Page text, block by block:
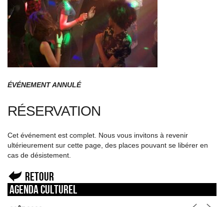
ÉVÉNEMENT ANNULÉ
RÉSERVATION
Cet événement est complet. Nous vous invitons à revenir
ultérieurement sur cette page, des places pouvant se libérer en
cas de désistement.
Retour
Agenda culturel